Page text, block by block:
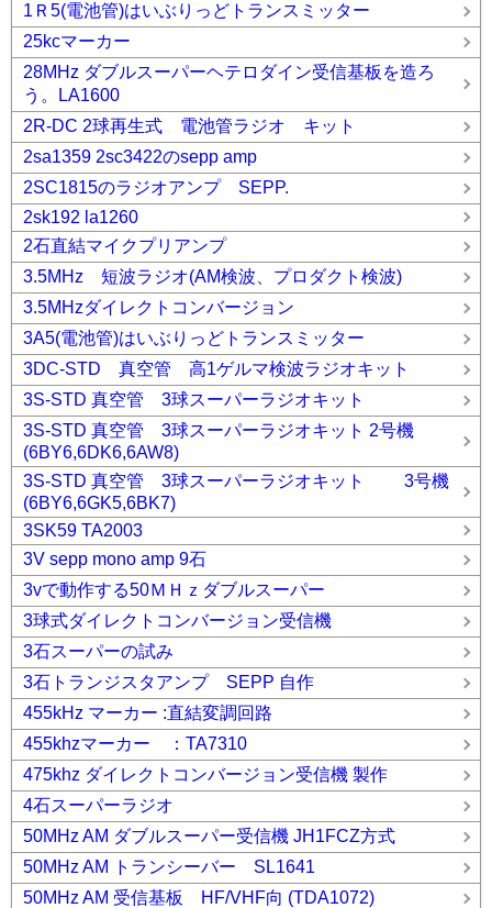
1Ｒ5(電池管)はいぶりっどトランスミッター
25kcマーカー
28MHz ダブルスーパーヘテロダイン受信基板を造ろ
う。LA1600
2R-DC 2球再生式 電池管ラジオ キット
2sa1359 2sc3422のsepp amp
2SC1815のラジオアンプ SEPP.
2sk192 la1260
2石直結マイクプリアンプ
3.5MHz 短波ラジオ(AM検波、プロダクト検波)
3.5MHzダイレクトコンバージョン
3A5(電池管)はいぶりっどトランスミッター
3DC-STD 真空管 高1ゲルマ検波ラジオキット
3S-STD 真空管 3球スーパーラジオキット
3S-STD 真空管 3球スーパーラジオキット 2号機
(6BY6,6DK6,6AW8)
3S-STD 真空管 3球スーパーラジオキット 3号機
(6BY6,6GK5,6BK7)
3SK59 TA2003
3V sepp mono amp 9石
3vで動作する50ＭＨｚダブルスーパー
3球式ダイレクトコンバージョン受信機
3石スーパーの試み
3石トランジスタアンプ SEPP 自作
455kHz マーカー :直結変調回路
455khzマーカー ：TA7310
475khz ダイレクトコンバージョン受信機 製作
4石スーパーラジオ
50MHz AM ダブルスーパー受信機 JH1FCZ方式
50MHz AM トランシーバー SL1641
50MHz AM 受信基板 HF/VHF向 (TDA1072)